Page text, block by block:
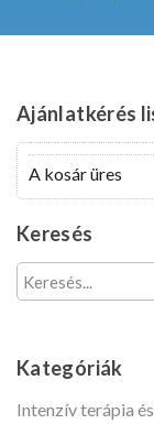
Ajánlatkérés
A kosár üres
Keresés
Kategóriák
Intenzív terápia